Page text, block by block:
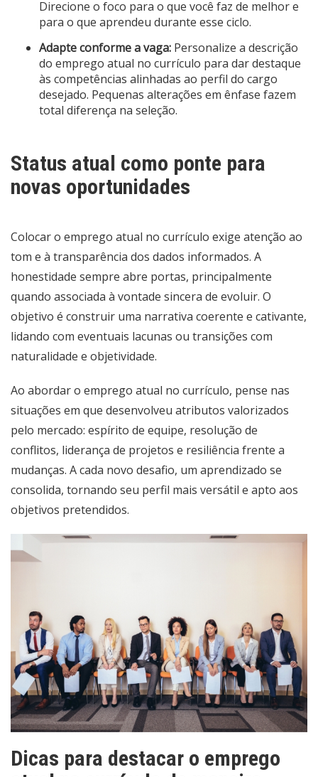
Direcione o foco para o que você faz de melhor e
para o que aprendeu durante esse ciclo.
Adapte conforme a vaga: Personalize a descrição
do emprego atual no currículo para dar destaque
às competências alinhadas ao perfil do cargo
desejado. Pequenas alterações em ênfase fazem
total diferença na seleção.
Status atual como ponte para
novas oportunidades
Colocar o emprego atual no currículo exige atenção ao
tom e à transparência dos dados informados. A
honestidade sempre abre portas, principalmente
quando associada à vontade sincera de evoluir. O
objetivo é construir uma narrativa coerente e cativante,
lidando com eventuais lacunas ou transições com
naturalidade e objetividade.
Ao abordar o emprego atual no currículo, pense nas
situações em que desenvolveu atributos valorizados
pelo mercado: espírito de equipe, resolução de
conflitos, liderança de projetos e resiliência frente a
mudanças. A cada novo desafio, um aprendizado se
consolida, tornando seu perfil mais versátil e apto aos
objetivos pretendidos.
Dicas para destacar o emprego